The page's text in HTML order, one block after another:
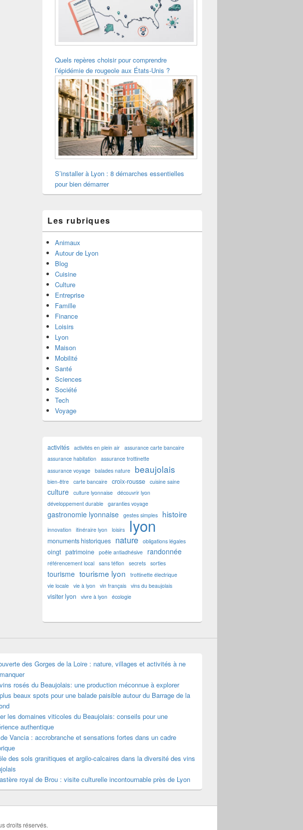
Quels repères choisir pour comprendre
l’épidémie de rougeole aux États-Unis ?
S’installer à Lyon : 8 démarches essentielles
pour bien démarrer
Les rubriques
Animaux
Autour de Lyon
Blog
Cuisine
Culture
Entreprise
Famille
Finance
Loisirs
Lyon
Maison
Mobilité
Santé
Sciences
Société
Tech
Voyage
activités activités en plein air assurance carte bancaire
assurance habitation assurance trottinette
assurance voyage balades nature beaujolais
bien-être carte bancaire croix-rousse cuisine saine
culture culture lyonnaise découvrir lyon
développement durable garanties voyage
gastronomie lyonnaise gestes simples histoire
innovation itinéraire lyon loisirs lyon
monuments historiques nature obligations légales
oingt patrimoine poêle antiadhésive randonnée
référencement local sans téflon secrets sorties
tourisme tourisme lyon
trottinette électrique
vie locale vie à lyon vin français vins du beaujolais
visiter lyon vivre à lyon écologie
des Gorges de la Loire : nature, villages et activités à ne
rosés du Beaujolais: une production méconnue à explorer
beaux spots pour une balade paisible autour du Barrage de la
les domaines viticoles du Beaujolais: conseils pour une
authentique
Vancia : accrobranche et sensations fortes dans un cadre
des sols granitiques et argilo-calcaires dans la diversité des vins
royal de Brou : visite culturelle incontournable près de Lyon
droits réservés.